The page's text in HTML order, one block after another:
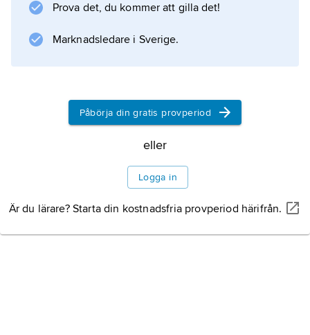
uppbyggda figur- och stillebenkompositioner
till abstrakta bilder av fri, kalligrafisk karaktär.
Han utförde ett
Information om artikeln
Prova det, du kommer att gilla det!
Marknadsledare i Sverige.
Påbörja din gratis provperiod
eller
Logga in
Är du lärare? Starta din kostnadsfria provperiod härifrån.